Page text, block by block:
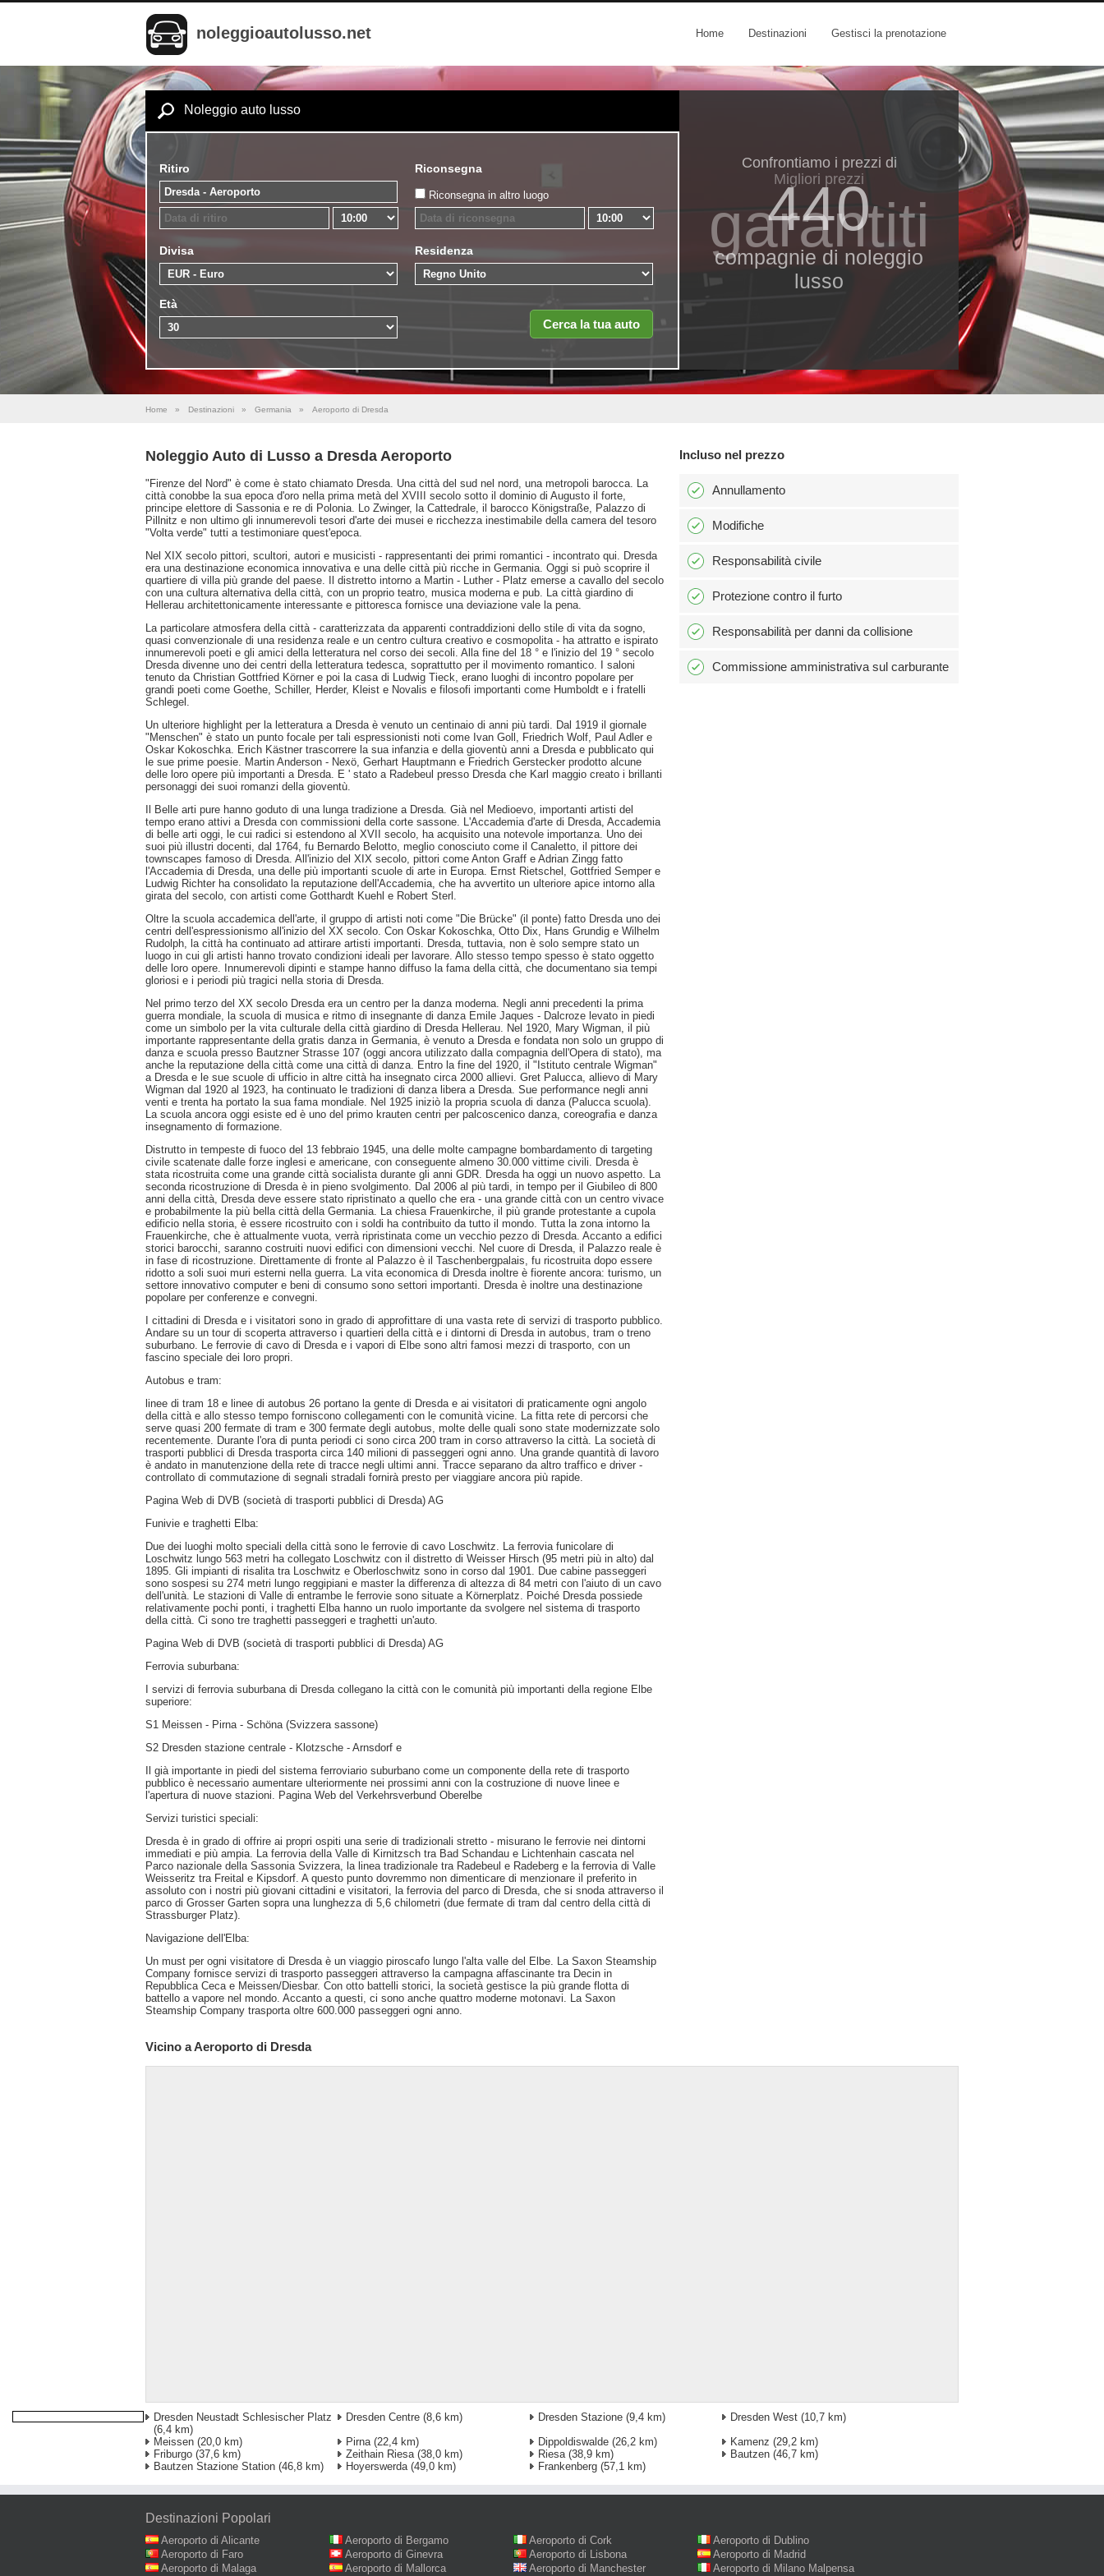
noleggioautolusso.net Home Destinazioni Gestisci la prenotazione
Noleggio auto lusso
Ritiro Riconsegna
Riconsegna in altro luogo
Divisa Residenza
Età
Confrontiamo i prezzi di
440
compagnie di noleggio
lusso
Migliori prezzi
garantiti
Home » Destinazioni » Germania » Aeroporto di Dresda
Noleggio Auto di Lusso a Dresda Aeroporto
"Firenze del Nord" è come è stato chiamato Dresda. Una città del sud nel nord, una metropoli barocca. La
città conobbe la sua epoca d'oro nella prima metà del XVIII secolo sotto il dominio di Augusto il forte,
principe elettore di Sassonia e re di Polonia. Lo Zwinger, la Cattedrale, il barocco Königstraße, Palazzo di
Pillnitz e non ultimo gli innumerevoli tesori d'arte dei musei e ricchezza inestimabile della camera del tesoro
"Volta verde" tutti a testimoniare quest'epoca.
Nel XIX secolo pittori, scultori, autori e musicisti - rappresentanti dei primi romantici - incontrato qui. Dresda
era una destinazione economica innovativa e una delle città più ricche in Germania. Oggi si può scoprire il
quartiere di villa più grande del paese. Il distretto intorno a Martin - Luther - Platz emerse a cavallo del secolo
con una cultura alternativa della città, con un proprio teatro, musica moderna e pub. La città giardino di
Hellerau architettonicamente interessante e pittoresca fornisce una deviazione vale la pena.
La particolare atmosfera della città - caratterizzata da apparenti contraddizioni dello stile di vita da sogno,
quasi convenzionale di una residenza reale e un centro cultura creativo e cosmopolita - ha attratto e ispirato
innumerevoli poeti e gli amici della letteratura nel corso dei secoli. Alla fine del 18 ° e l'inizio del 19 ° secolo
Dresda divenne uno dei centri della letteratura tedesca, soprattutto per il movimento romantico. I saloni
tenuto da Christian Gottfried Körner e poi la casa di Ludwig Tieck, erano luoghi di incontro popolare per
grandi poeti come Goethe, Schiller, Herder, Kleist e Novalis e filosofi importanti come Humboldt e i fratelli
Schlegel.
Un ulteriore highlight per la letteratura a Dresda è venuto un centinaio di anni più tardi. Dal 1919 il giornale
"Menschen" è stato un punto focale per tali espressionisti noti come Ivan Goll, Friedrich Wolf, Paul Adler e
Oskar Kokoschka. Erich Kästner trascorrere la sua infanzia e della gioventù anni a Dresda e pubblicato qui
le sue prime poesie. Martin Anderson - Nexö, Gerhart Hauptmann e Friedrich Gerstecker prodotto alcune
delle loro opere più importanti a Dresda. E ' stato a Radebeul presso Dresda che Karl maggio creato i brillanti
personaggi dei suoi romanzi della gioventù.
Il Belle arti pure hanno goduto di una lunga tradizione a Dresda. Già nel Medioevo, importanti artisti del
tempo erano attivi a Dresda con commissioni della corte sassone. L'Accademia d'arte di Dresda, Accademia
di belle arti oggi, le cui radici si estendono al XVII secolo, ha acquisito una notevole importanza. Uno dei
suoi più illustri docenti, dal 1764, fu Bernardo Belotto, meglio conosciuto come il Canaletto, il pittore dei
townscapes famoso di Dresda. All'inizio del XIX secolo, pittori come Anton Graff e Adrian Zingg fatto
l'Accademia di Dresda, una delle più importanti scuole di arte in Europa. Ernst Rietschel, Gottfried Semper e
Ludwig Richter ha consolidato la reputazione dell'Accademia, che ha avvertito un ulteriore apice intorno alla
girata del secolo, con artisti come Gotthardt Kuehl e Robert Sterl.
Oltre la scuola accademica dell'arte, il gruppo di artisti noti come "Die Brücke" (il ponte) fatto Dresda uno dei
centri dell'espressionismo all'inizio del XX secolo. Con Oskar Kokoschka, Otto Dix, Hans Grundig e Wilhelm
Rudolph, la città ha continuato ad attirare artisti importanti. Dresda, tuttavia, non è solo sempre stato un
luogo in cui gli artisti hanno trovato condizioni ideali per lavorare. Allo stesso tempo spesso è stato oggetto
delle loro opere. Innumerevoli dipinti e stampe hanno diffuso la fama della città, che documentano sia tempi
gloriosi e i periodi più tragici nella storia di Dresda.
Nel primo terzo del XX secolo Dresda era un centro per la danza moderna. Negli anni precedenti la prima
guerra mondiale, la scuola di musica e ritmo di insegnante di danza Emile Jaques - Dalcroze levato in piedi
come un simbolo per la vita culturale della città giardino di Dresda Hellerau. Nel 1920, Mary Wigman, il più
importante rappresentante della gratis danza in Germania, è venuto a Dresda e fondata non solo un gruppo di
danza e scuola presso Bautzner Strasse 107 (oggi ancora utilizzato dalla compagnia dell'Opera di stato), ma
anche la reputazione della città come una città di danza. Entro la fine del 1920, il "Istituto centrale Wigman"
a Dresda e le sue scuole di ufficio in altre città ha insegnato circa 2000 allievi. Gret Palucca, allievo di Mary
Wigman dal 1920 al 1923, ha continuato le tradizioni di danza libera a Dresda. Sue performance negli anni
venti e trenta ha portato la sua fama mondiale. Nel 1925 iniziò la propria scuola di danza (Palucca scuola).
La scuola ancora oggi esiste ed è uno del primo krauten centri per palcoscenico danza, coreografia e danza
insegnamento di formazione.
Distrutto in tempeste di fuoco del 13 febbraio 1945, una delle molte campagne bombardamento di targeting
civile scatenate dalle forze inglesi e americane, con conseguente almeno 30.000 vittime civili. Dresda è
stata ricostruita come una grande città socialista durante gli anni GDR. Dresda ha oggi un nuovo aspetto. La
seconda ricostruzione di Dresda è in pieno svolgimento. Dal 2006 al più tardi, in tempo per il Giubileo di 800
anni della città, Dresda deve essere stato ripristinato a quello che era - una grande città con un centro vivace
e probabilmente la più bella città della Germania. La chiesa Frauenkirche, il più grande protestante a cupola
edificio nella storia, è essere ricostruito con i soldi ha contribuito da tutto il mondo. Tutta la zona intorno la
Frauenkirche, che è attualmente vuota, verrà ripristinata come un vecchio pezzo di Dresda. Accanto a edifici
storici barocchi, saranno costruiti nuovi edifici con dimensioni vecchi. Nel cuore di Dresda, il Palazzo reale è
in fase di ricostruzione. Direttamente di fronte al Palazzo è il Taschenbergpalais, fu ricostruita dopo essere
ridotto a soli suoi muri esterni nella guerra. La vita economica di Dresda inoltre è fiorente ancora: turismo, un
settore innovativo computer e beni di consumo sono settori importanti. Dresda è inoltre una destinazione
popolare per conferenze e convegni.
I cittadini di Dresda e i visitatori sono in grado di approfittare di una vasta rete di servizi di trasporto pubblico.
Andare su un tour di scoperta attraverso i quartieri della città e i dintorni di Dresda in autobus, tram o treno
suburbano. Le ferrovie di cavo di Dresda e i vapori di Elbe sono altri famosi mezzi di trasporto, con un
fascino speciale dei loro propri.
Autobus e tram:
linee di tram 18 e linee di autobus 26 portano la gente di Dresda e ai visitatori di praticamente ogni angolo
della città e allo stesso tempo forniscono collegamenti con le comunità vicine. La fitta rete di percorsi che
serve quasi 200 fermate di tram e 300 fermate degli autobus, molte delle quali sono state modernizzate solo
recentemente. Durante l'ora di punta periodi ci sono circa 200 tram in corso attraverso la città. La società di
trasporti pubblici di Dresda trasporta circa 140 milioni di passeggeri ogni anno. Una grande quantità di lavoro
è andato in manutenzione della rete di tracce negli ultimi anni. Tracce separano da altro traffico e driver -
controllato di commutazione di segnali stradali fornirà presto per viaggiare ancora più rapide.
Pagina Web di DVB (società di trasporti pubblici di Dresda) AG
Funivie e traghetti Elba:
Due dei luoghi molto speciali della città sono le ferrovie di cavo Loschwitz. La ferrovia funicolare di
Loschwitz lungo 563 metri ha collegato Loschwitz con il distretto di Weisser Hirsch (95 metri più in alto) dal
1895. Gli impianti di risalita tra Loschwitz e Oberloschwitz sono in corso dal 1901. Due cabine passeggeri
sono sospesi su 274 metri lungo reggipiani e master la differenza di altezza di 84 metri con l'aiuto di un cavo
dell'unità. Le stazioni di Valle di entrambe le ferrovie sono situate a Körnerplatz. Poiché Dresda possiede
relativamente pochi ponti, i traghetti Elba hanno un ruolo importante da svolgere nel sistema di trasporto
della città. Ci sono tre traghetti passeggeri e traghetti un'auto.
Pagina Web di DVB (società di trasporti pubblici di Dresda) AG
Ferrovia suburbana:
I servizi di ferrovia suburbana di Dresda collegano la città con le comunità più importanti della regione Elbe
superiore:
S1 Meissen - Pirna - Schöna (Svizzera sassone)
S2 Dresden stazione centrale - Klotzsche - Arnsdorf e
Il già importante in piedi del sistema ferroviario suburbano come un componente della rete di trasporto
pubblico è necessario aumentare ulteriormente nei prossimi anni con la costruzione di nuove linee e
l'apertura di nuove stazioni. Pagina Web del Verkehrsverbund Oberelbe
Servizi turistici speciali:
Dresda è in grado di offrire ai propri ospiti una serie di tradizionali stretto - misurano le ferrovie nei dintorni
immediati e più ampia. La ferrovia della Valle di Kirnitzsch tra Bad Schandau e Lichtenhain cascata nel
Parco nazionale della Sassonia Svizzera, la linea tradizionale tra Radebeul e Radeberg e la ferrovia di Valle
Weisseritz tra Freital e Kipsdorf. A questo punto dovremmo non dimenticare di menzionare il preferito in
assoluto con i nostri più giovani cittadini e visitatori, la ferrovia del parco di Dresda, che si snoda attraverso il
parco di Grosser Garten sopra una lunghezza di 5,6 chilometri (due fermate di tram dal centro della città di
Strassburger Platz).
Navigazione dell'Elba:
Un must per ogni visitatore di Dresda è un viaggio piroscafo lungo l'alta valle del Elbe. La Saxon Steamship
Company fornisce servizi di trasporto passeggeri attraverso la campagna affascinante tra Decin in
Repubblica Ceca e Meissen/Diesbar. Con otto battelli storici, la società gestisce la più grande flotta di
battello a vapore nel mondo. Accanto a questi, ci sono anche quattro moderne motonavi. La Saxon
Steamship Company trasporta oltre 600.000 passeggeri ogni anno.
Incluso nel prezzo
Annullamento
Modifiche
Responsabilità civile
Protezione contro il furto
Responsabilità per danni da collisione
Commissione amministrativa sul carburante
Vicino a Aeroporto di Dresda
Dresden Neustadt Schlesischer Platz
(6,4 km)
Dresden Centre (8,6 km) Dresden Stazione (9,4 km) Dresden West (10,7 km)
Meissen (20,0 km) Pirna(22,4 km) Dippoldiswalde (26,2 km) Kamenz (29,2 km)
Friburgo (37,6 km) Zeithain Riesa(38,0 km) Riesa(38,9 km) Bautzen (46,7 km)
Bautzen Stazione Station (46,8 km) Hoyerswerda(49,0 km) Frankenberg (57,1 km)
Destinazioni Popolari
Aeroporto di Alicante Aeroporto di Bergamo Aeroporto di Cork
Aeroporto di Dublino
Aeroporto di Faro
Aeroporto di Ginevra Aeroporto di Lisbona
Aeroporto di Madrid
Aeroporto di Malaga
Aeroporto di Mallorca Aeroporto di Manchester Aeroporto di Milano Malpensa